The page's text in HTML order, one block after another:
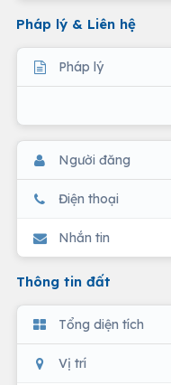
Pháp lý & Liên hệ
Pháp lý
Người đăng
Điện thoại
Nhắn tin
Thông tin đất
Tổng diện tích
Vị trí